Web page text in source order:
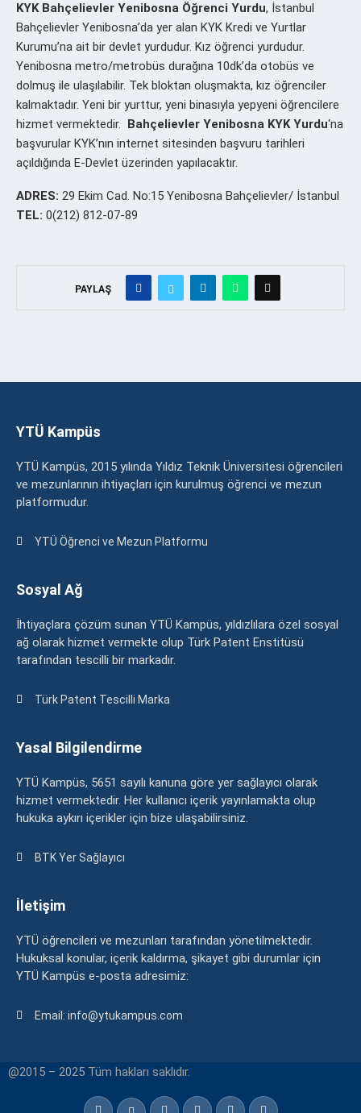
KYK Bahçelievler Yenibosna Öğrenci Yurdu, İstanbul
Bahçelievler Yenibosna’da yer alan KYK Kredi ve Yurtlar
Kurumu’na ait bir devlet yurdudur. Kız öğrenci yurdudur.
Yenibosna metro/metrobüs durağına 10dk’da otobüs ve
dolmuş ile ulaşılabilir. Tek bloktan oluşmakta, kız öğrenciler
kalmaktadır. Yeni bir yurttur, yeni binasıyla yepyeni öğrencilere
hizmet vermektedir.
Bahçelievler Yenibosna KYK Yurdu‘na
başvurular KYK’nın internet sitesinden başvuru tarihleri
açıldığında E-Devlet üzerinden yapılacaktır.
ADRES: 29 Ekim Cad. No:15 Yenibosna Bahçelievler/ İstanbul
TEL: 0(212) 812-07-89
PAYLAŞ
YTÜ Kampüs
YTÜ Kampüs, 2015 yılında Yıldız Teknik Üniversitesi öğrencileri
ve mezunlarının ihtiyaçları için kurulmuş öğrenci ve mezun
platformudur.
YTÜ Öğrenci ve Mezun Platformu
Sosyal Ağ
İhtiyaçlara çözüm sunan YTÜ Kampüs, yıldızlılara özel sosyal
ağ olarak hizmet vermekte olup Türk Patent Enstitüsü
tarafından tescilli bir markadır.
Türk Patent Tescilli Marka
Yasal Bilgilendirme
YTÜ Kampüs, 5651 sayılı kanuna göre yer sağlayıcı olarak
hizmet vermektedir. Her kullanıcı içerik yayınlamakta olup
hukuka aykırı içerikler için bize ulaşabilirsiniz.
BTK Yer Sağlayıcı
İletişim
YTÜ öğrencileri ve mezunları tarafından yönetilmektedir.
Hukuksal konular, içerik kaldırma, şikayet gibi durumlar için
YTÜ Kampüs e-posta adresimiz:
Email: info@ytukampus.com
@2015 – 2025 Tüm hakları saklıdır.